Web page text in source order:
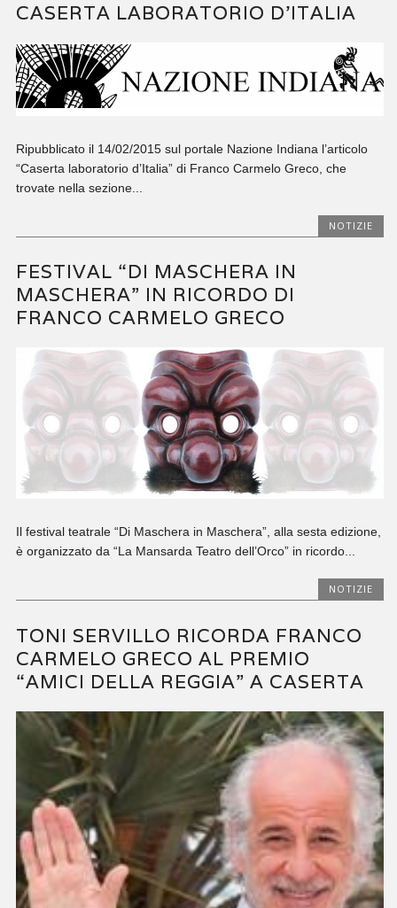
CASERTA LABORATORIO D’ITALIA
Ripubblicato il 14/02/2015 sul portale Nazione Indiana l’articolo
“Caserta laboratorio d’Italia” di Franco Carmelo Greco, che
trovate nella sezione...
NOTIZIE
FESTIVAL “DI MASCHERA IN
MASCHERA” IN RICORDO DI
FRANCO CARMELO GRECO
Il festival teatrale “Di Maschera in Maschera”, alla sesta edizione,
è organizzato da “La Mansarda Teatro dell’Orco” in ricordo...
NOTIZIE
TONI SERVILLO RICORDA FRANCO
CARMELO GRECO AL PREMIO
“AMICI DELLA REGGIA” A CASERTA